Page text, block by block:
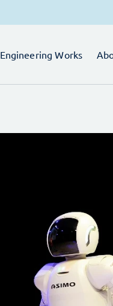
Engineering Works